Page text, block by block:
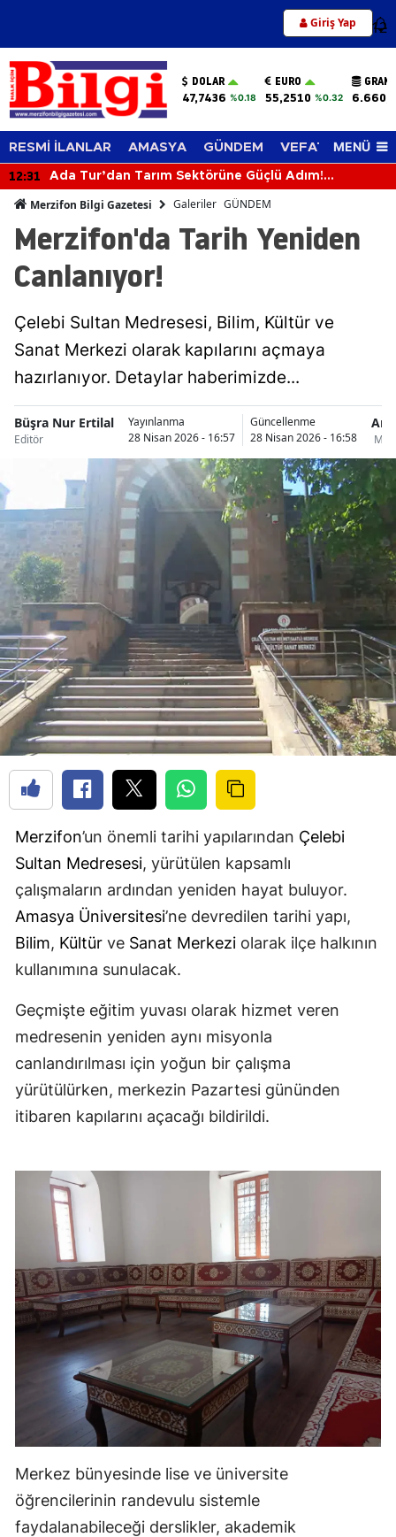
Giriş Yap 12
DOLAR
47,7436 %0.18
EURO
55,2510 %0.32
RESMİ İLANLAR AMASYA GÜNDEM VEFAT EDENLER
MENÜ
12:31
Ada Tur’dan Tarım Sektörüne Güçlü Adım!
Merzifon Bilgi Gazetesi Galeriler GÜNDEM
Merzifon'da Tarih Yeniden
Canlanıyor!
Çelebi Sultan Medresesi, Bilim, Kültür ve
Sanat Merkezi olarak kapılarını açmaya
hazırlanıyor. Detaylar haberimizde...
Büşra Nur Ertilal
Editör
Yayınlanma
28 Nisan 2026 - 16:57
Güncellenme
28 Nisan 2026 - 16:58
Merzifon’un önemli tarihi yapılarından Çelebi
Sultan Medresesi, yürütülen kapsamlı
çalışmaların ardından yeniden hayat buluyor.
Amasya Üniversitesi’ne devredilen tarihi yapı,
Bilim, Kültür ve Sanat Merkezi olarak ilçe halkının
kullanımına sunulacak.
Geçmişte eğitim yuvası olarak hizmet veren
medresenin yeniden aynı misyonla
canlandırılması için yoğun bir çalışma
yürütülürken, merkezin Pazartesi gününden
itibaren kapılarını açacağı bildirildi.
Merkez bünyesinde lise ve üniversite
öğrencilerinin randevulu sistemle
faydalanabileceği derslikler, akademik